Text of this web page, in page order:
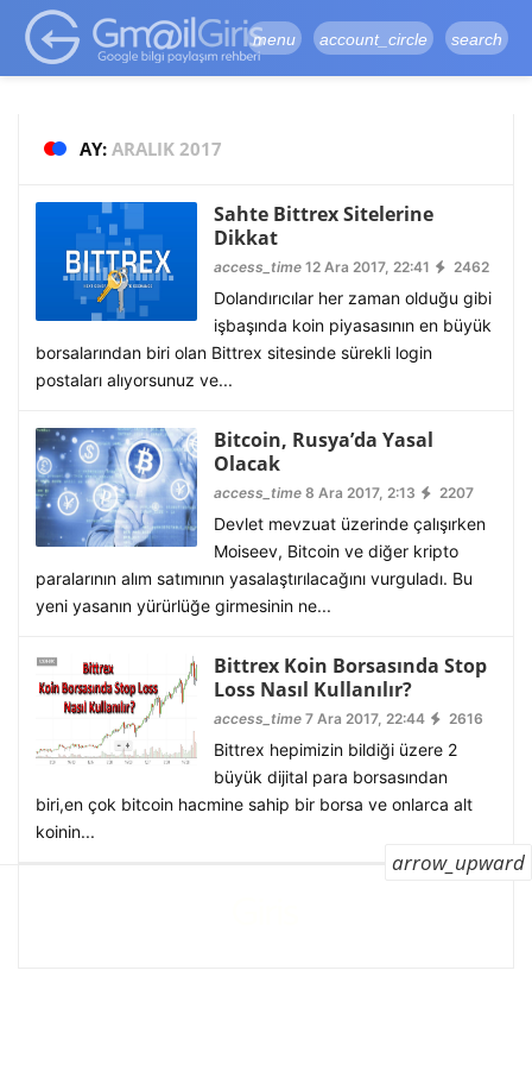
google-site-
verification=vqSI0upH550kabR5X8xpjMYieaXmuBueYgCJBW3uetM
menu account_circle search
AY: ARALIK 2017
Sahte Bittrex Sitelerine
Dikkat
access_time12 Ara 2017, 22:41 2462
Dolandırıcılar her zaman olduğu gibi
işbaşında koin piyasasının en büyük
borsalarından biri olan Bittrex sitesinde sürekli login
postaları alıyorsunuz ve...
Bitcoin, Rusya’da Yasal
Olacak
access_time8 Ara 2017, 2:13 2207
Devlet mevzuat üzerinde çalışırken
Moiseev, Bitcoin ve diğer kripto
paralarının alım satımının yasalaştırılacağını vurguladı. Bu
yeni yasanın yürürlüğe girmesinin ne...
Bittrex Koin Borsasında Stop
Loss Nasıl Kullanılır?
access_time7 Ara 2017, 22:44 2616
Bittrex hepimizin bildiği üzere 2
büyük dijital para borsasından
biri,en çok bitcoin hacmine sahip bir borsa ve onlarca alt
koinin...
arrow_upward